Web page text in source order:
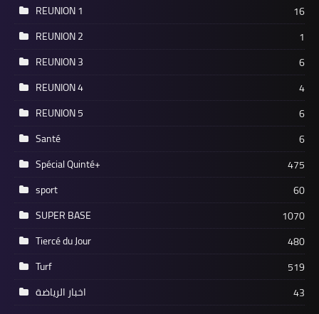
REUNION 1
16
REUNION 2
1
REUNION 3
6
REUNION 4
4
REUNION 5
6
Santé
6
Spécial Quinté+
475
sport
60
SUPER BASE
1070
Tiercé du Jour
480
Turf
519
اخبار الرياضة
43